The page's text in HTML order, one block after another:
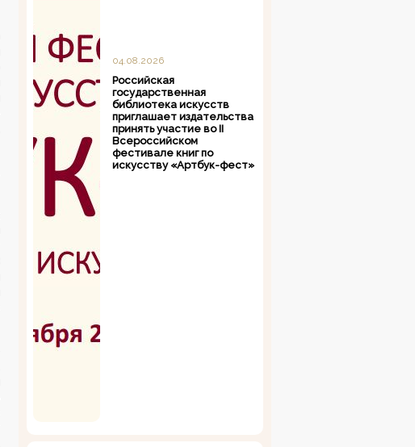
04.08.2026
Российская
государственная
библиотека искусств
приглашает издательства
принять участие во II
Всероссийском
фестивале книг по
искусству «Артбук-фест»